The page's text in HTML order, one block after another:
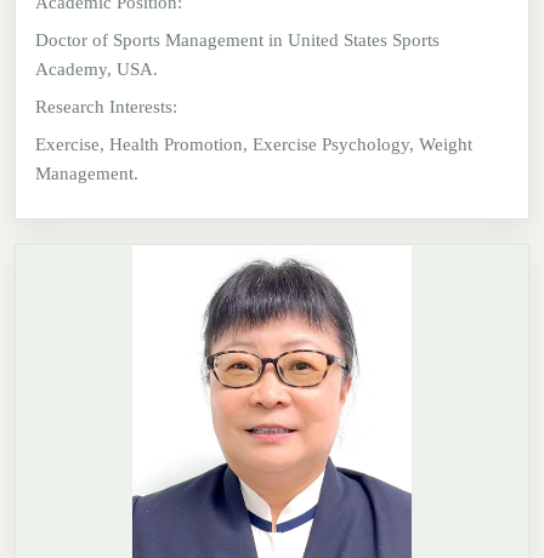
Doctor of Sports Management in United States Sports
Academy, USA.
Research Interests:
Exercise, Health Promotion, Exercise Psychology, Weight
Management.